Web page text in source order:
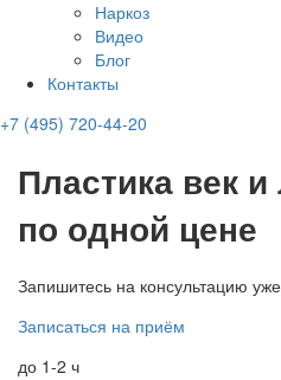
Наркоз
Видео
Блог
Контакты
+7 (495) 720-44-20
Пластика век
по одной цене
Запишитесь на консультацию
Записаться на приём
до 1-2 ч